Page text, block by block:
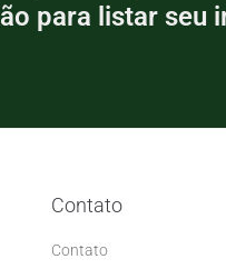
para listar seu
Contato
Contato